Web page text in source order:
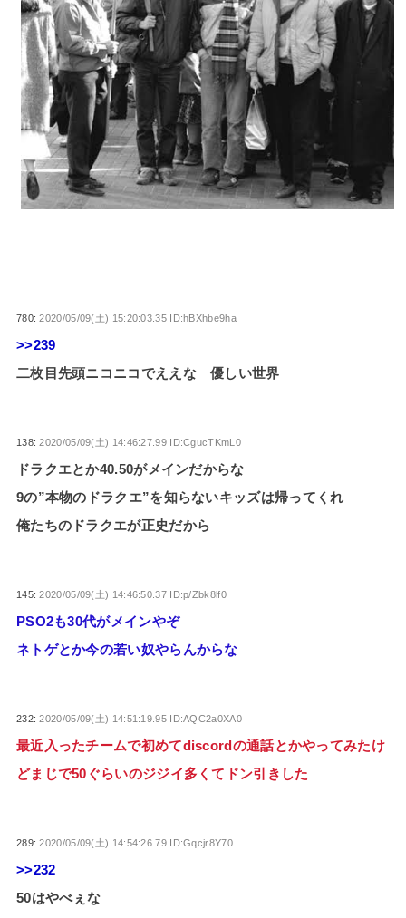
780:2020/05/09(土) 15:20:03.35 ID:hBXhbe9ha
>>239
二枚目先頭ニコニコでええな 優しい世界
138:2020/05/09(土) 14:46:27.99 ID:CgucTKmL0
ドラクエとか40.50がメインだからな
9の”本物のドラクエ”を知らないキッズは帰ってくれ
俺たちのドラクエが正史だから
145:2020/05/09(土) 14:46:50.37 ID:p/Zbk8lf0
PSO2も30代がメインやぞ
ネトゲとか今の若い奴やらんからな
232:2020/05/09(土) 14:51:19.95 ID:AQC2a0XA0
最近入ったチームで初めてdiscordの通話とかやってみたけ
どまじで50ぐらいのジジイ多くてドン引きした
289:2020/05/09(土) 14:54:26.79 ID:Gqcjr8Y70
>>232
50はやべぇな